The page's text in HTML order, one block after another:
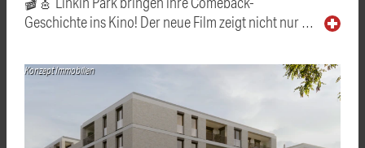
Geschichte ins Kino! Der neue Film zeigt nicht nur …
Konzept Immobilien